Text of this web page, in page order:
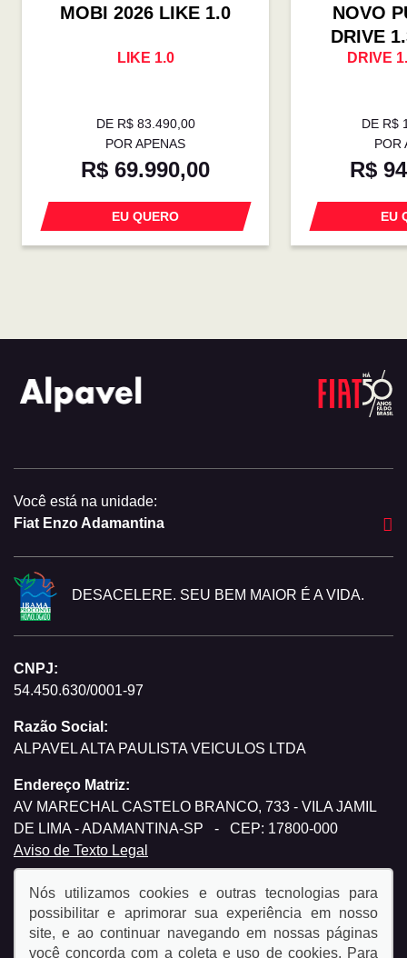
MOBI 2026 LIKE 1.0
LIKE 1.0
DE R$ 83.490,00
POR APENAS
R$ 69.990,00
EU QUERO
NOVO
DRIVE
DRIVE
DE R$
POR
R$
EU
Você está na unidade:
Fiat Enzo Adamantina
DESACELERE. SEU BEM MAIOR É A VIDA.
CNPJ:
54.450.630/0001-97
Razão Social:
ALPAVEL ALTA PAULISTA VEICULOS LTDA
Endereço Matriz:
AV MARECHAL CASTELO BRANCO, 733 - VILA JAMIL
DE LIMA - ADAMANTINA-SP
-
CEP: 17800-000
Aviso de Texto Legal
Nós utilizamos cookies e outras tecnologias para
possibilitar e aprimorar sua experiência em nosso
site, e ao continuar navegando em nossas páginas
você concorda com a coleta e uso de cookies. Para